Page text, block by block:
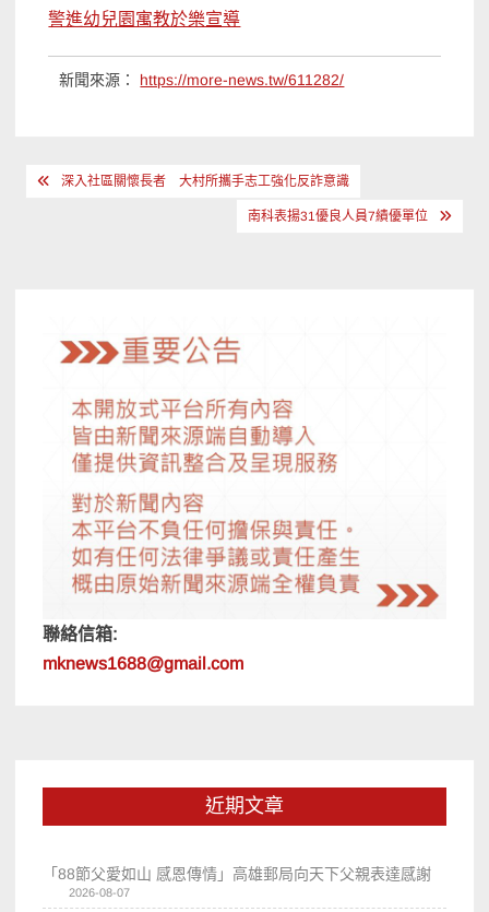
警進幼兒園寓教於樂宣導
新聞來源： https://more-news.tw/611282/
文 深入社區關懷長者 大村所攜手志工強化反詐意識
南科表揚31優良人員7績優單位
聯絡信箱:
mknews1688@gmail.com
近期文章
「88節父愛如山 感恩傳情」高雄郵局向天下父親表達感謝
2026-08-07